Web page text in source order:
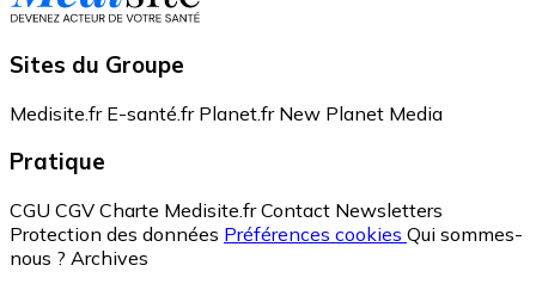
Sites du Groupe
Medisite.fr E-santé.fr Planet.fr New Planet Media
Pratique
CGU CGV Charte Medisite.fr Contact Newsletters
Protection des données Préférences cookies Qui sommes-
nous ? Archives